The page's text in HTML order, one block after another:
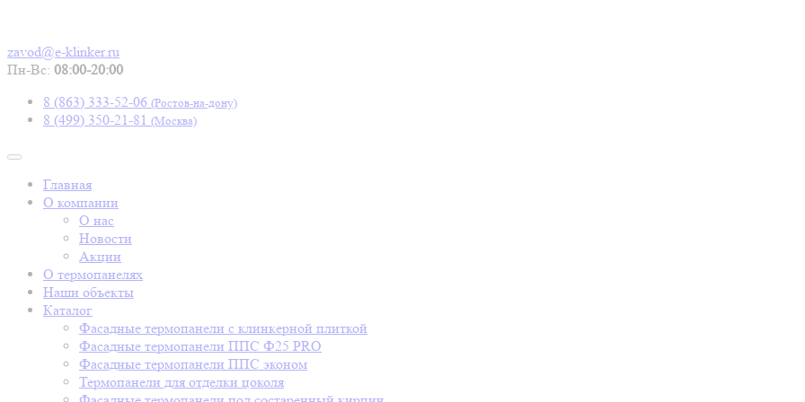
zavod@e-klinker.ru
Пн-Вс: 08:00-20:00
8 (863) 333-52-06 (Ростов-на-дону)
8 (499) 350-21-81 (Москва)
Главная
О компании
О наc
Новости
Акции
О термопанелях
Наши объекты
Каталог
Фасадные термопанели с клинкерной плиткой
Фасадные термопанели ППС Ф25 PRO
Фасадные термопанели ППС эконом
Термопанели для отделки цоколя